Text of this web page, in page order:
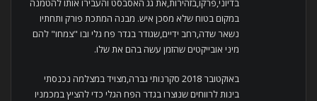
במקום בטוח שלא מסכן איש. מבנה המתכת פורק ותחתיו
נשאר שדה,רחב ידיים,שגודר בגדר פח גלי ובו "צמחו" להם
מיני אובייקטים שהזמן עשה בהם את שלו.
באוקטובר 2018 סקרנותי גברה,מצויד במצלמה נכנסתי
בינות לרווחים שנוצרו בגדר הפח הגלי כדי להציץ במכמניו